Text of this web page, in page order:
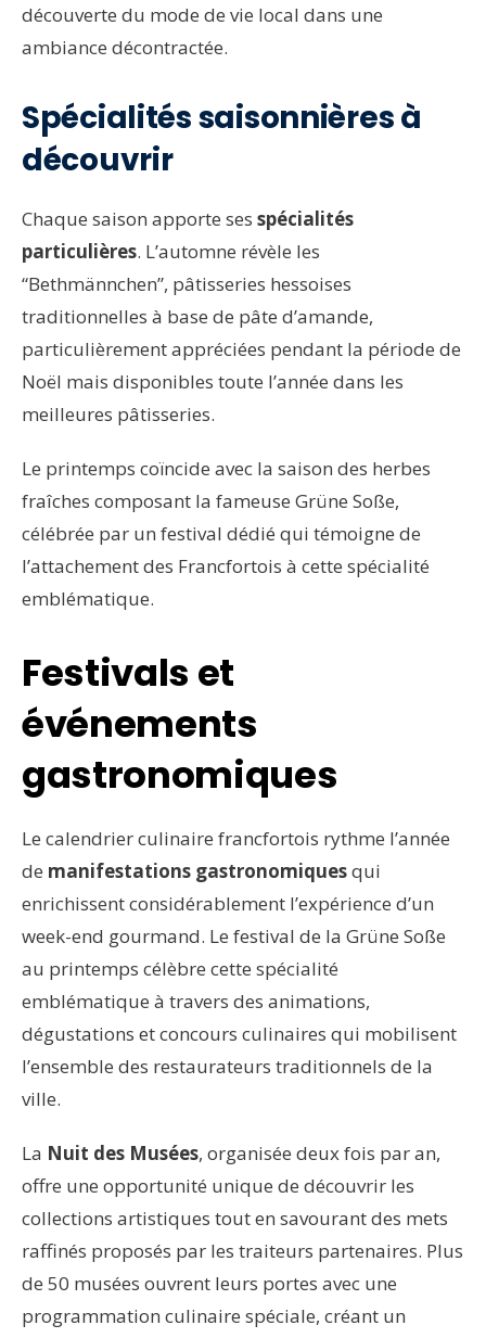
découverte du mode de vie local dans une
ambiance décontractée.
Spécialités saisonnières à
découvrir
Chaque saison apporte ses spécialités
particulières. L’automne révèle les
“Bethmännchen”, pâtisseries hessoises
traditionnelles à base de pâte d’amande,
particulièrement appréciées pendant la période de
Noël mais disponibles toute l’année dans les
meilleures pâtisseries.
Le printemps coïncide avec la saison des herbes
fraîches composant la fameuse Grüne Soße,
célébrée par un festival dédié qui témoigne de
l’attachement des Francfortois à cette spécialité
emblématique.
Festivals et
événements
gastronomiques
Le calendrier culinaire francfortois rythme l’année
de manifestations gastronomiquesqui
enrichissent considérablement l’expérience d’un
week-end gourmand. Le festival de la Grüne Soße
au printemps célèbre cette spécialité
emblématique à travers des animations,
dégustations et concours culinaires qui mobilisent
l’ensemble des restaurateurs traditionnels de la
ville.
La Nuit des Musées, organisée deux fois par an,
offre une opportunité unique de découvrir les
collections artistiques tout en savourant des mets
raffinés proposés par les traiteurs partenaires. Plus
de 50 musées ouvrent leurs portes avec une
programmation culinaire spéciale, créant un